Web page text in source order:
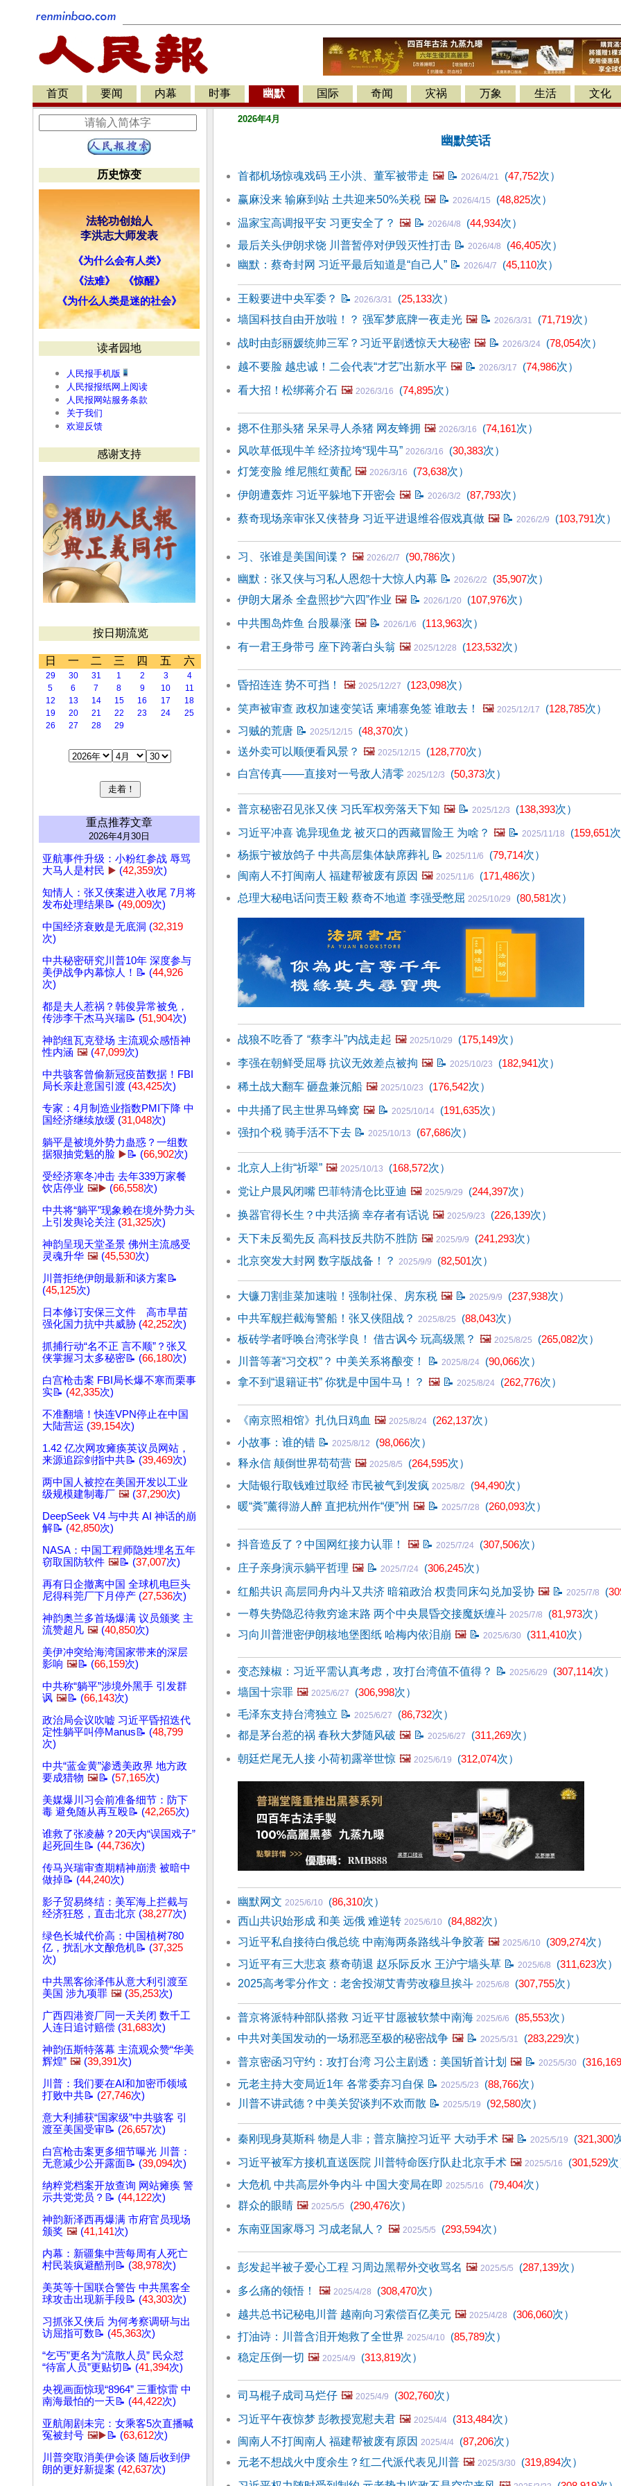
首页 要闻 内幕 时事 幽默 国际 奇闻 灾祸 万象 生活 文化
历史惊变
法轮功创始人
李洪志大师发表
《为什么会有人类》
《法难》
《惊醒》
《为什么人类是迷的社会》
读者园地
人民报手机版
人民报报纸网上阅读
人民报网站服务条款
关于我们
欢迎反馈
感谢支持
按日期流览
日 一 二 三 四 五 六
29 30 31 1 2 3
4
5
6 7 8 9 10
11
12
13 14 15 16 17
18
19
20 21 22 23 24
25
26
27 28 29
重点推荐文章
2026年4月30日
亚航事件升级：小粉红参战 辱骂
大马人是村民 ▶️ (42,359次)
知情人：张又侠案进入收尾 7月将
发布处理结果📝 (49,009次)
中国经济衰败是无底洞 (32,319
次)
中共秘密研究川普10年 深度参与
美伊战争内幕惊人！📝 (44,926
次)
都是夫人惹祸？韩俊异常被免，
传涉李干杰马兴瑞📝 (51,904次)
神韵纽瓦克登场 主流观众感悟神
性内涵 🖼️ (47,099次)
中共骇客曾偷新冠疫苗数据！FBI
局长亲赴意国引渡 (43,425次)
专家：4月制造业指数PMI下降 中
国经济继续放缓 (31,048次)
躺平是被境外势力蛊惑？一组数
据狠抽党魁的脸 ▶️📝 (66,902次)
受经济寒冬冲击 去年339万家餐
饮店停业 🖼️▶️ (66,558次)
中共将“躺平”现象赖在境外势力头
上引发舆论关注 (31,325次)
神韵呈现天堂圣景 佛州主流感受
灵魂升华 🖼️ (45,530次)
川普拒绝伊朗最新和谈方案📝
(45,125次)
日本修订安保三文件 高市早苗
强化国力抗中共威胁 (42,252次)
抓捕行动“名不正 言不顺”？张又
侠掌握习太多秘密📝 (66,180次)
白宫枪击案 FBI局长爆不寒而栗事
实📝 (42,335次)
不准翻墙！快连VPN停止在中国
大陆营运 (39,154次)
1.42 亿次网攻瘫痪英议员网站，
来源追踪剑指中共📝 (39,469次)
两中国人被控在美国开发以工业
级规模建制毒厂 🖼️ (37,290次)
DeepSeek V4 与中共 AI 神话的崩
解📝 (42,850次)
NASA：中国工程师隐姓埋名五年
窃取国防软件 🖼️📝 (37,007次)
再有日企撤离中国 全球机电巨头
尼得科莞厂下月停产 (27,536次)
神韵奥兰多首场爆满 议员颁奖 主
流赞超凡 🖼️ (40,850次)
美伊冲突给海湾国家带来的深层
影响 🖼️📝 (66,159次)
中共称“躺平”涉境外黑手 引发群
讽 🖼️📝 (66,143次)
政治局会议吹嘘 习近平昏招迭代
定性躺平叫停Manus📝 (48,799
次)
中共“蓝金黄”渗透美政界 地方政
要成猎物 🖼️📝 (57,165次)
美媒爆川习会前准备细节：防下
毒 避免随从再互殴📝 (42,265次)
谁救了张凌赫？20天内“误国戏子”
起死回生📝 (44,736次)
传马兴瑞审查期精神崩溃 被暗中
做掉📝 (44,240次)
影子贸易终结：美军海上拦截与
经济狂怒，直击北京 (38,277次)
绿色长城代价高：中国植树780
亿，扰乱水文酿危机📝 (37,325
次)
中共黑客徐泽伟从意大利引渡至
美国 涉九项罪 🖼️ (35,253次)
广西四港资厂同一天关闭 数千工
人连日追讨赔偿 (31,683次)
神韵伍斯特落幕 主流观众赞“华美
辉煌” 🖼️ (39,391次)
川普：我们要在AI和加密币领域
打败中共📝 (27,746次)
意大利捕获“国家级”中共骇客 引
渡至美国受审📝 (26,657次)
白宫枪击案更多细节曝光 川普：
无意减少公开露面📝 (39,094次)
纳粹党档案开放查询 网站瘫痪 警
示共党党员？📝 (44,122次)
神韵新泽西再爆满 市府官员现场
颁奖 🖼️ (41,141次)
内幕：新疆集中营每周有人死亡
村民装疯避酷刑📝 (38,978次)
美英等十国联合警告 中共黑客全
球攻击出现新手段📝 (43,303次)
习抓张又侠后 为何考察调研与出
访屈指可数📝 (45,363次)
“乞丐”更名为“流散人员” 民众怼
“待富人员”更贴切📝 (41,394次)
央视画面惊现“8964” 三重惊雷 中
南海最怕的一天📝 (44,422次)
亚航闹剧未完：女乘客5次直播喊
冤被封号 🖼️▶️📝 (63,612次)
川普突取消美伊会谈 随后收到伊
朗的更好新提案 (42,637次)
2026年4月
幽默笑话
首都机场惊魂戏码 王小洪、董军被带走 🖼️ 📝 2026/4/21 (47,752次）
赢麻没来 输麻到站 土共迎来50%关税 🖼️ 📝 2026/4/15 (48,825次）
温家宝高调报平安 习更安全了？ 🖼️ 📝 2026/4/8 (44,934次）
最后关头伊朗求饶 川普暂停对伊毁灭性打击 📝 2026/4/8 (46,405次）
幽默：蔡奇封网 习近平最后知道是“自己人” 📝 2026/4/7 (45,110次）
王毅要进中央军委？ 📝 2026/3/31 (25,133次）
墙国科技自由开放啦！？ 强军梦底牌一夜走光 🖼️ 📝 2026/3/31 (71,719次）
战时由彭丽媛统帅三军？习近平剧透惊天大秘密 🖼️ 📝 2026/3/24 (78,054次）
越不要脸 越忠诚！二会代表“才艺”出新水平 🖼️ 📝 2026/3/17 (74,986次）
看大招！松绑蒋介石 🖼️ 2026/3/16 (74,895次）
摁不住那头猪 呆呆寻人杀猪 网友蜂拥 🖼️ 2026/3/16 (74,161次）
风吹草低现牛羊 经济拉垮“现牛马” 2026/3/16 (30,383次）
灯笼变脸 维尼熊红黄配 🖼️ 2026/3/16 (73,638次）
伊朗遭轰炸 习近平躲地下开密会 🖼️ 📝 2026/3/2 (87,793次）
蔡奇现场亲审张又侠替身 习近平进退维谷假戏真做 🖼️ 📝 2026/2/9 (103,791次）
习、张谁是美国间谍？ 🖼️ 2026/2/7 (90,786次）
幽默：张又侠与习私人恩怨十大惊人内幕 📝 2026/2/2 (35,907次）
伊朗大屠杀 全盘照抄“六四”作业 🖼️ 📝 2026/1/20 (107,976次）
中共围岛炸鱼 台股暴涨 🖼️ 📝 2026/1/6 (113,963次）
有一君王身带弓 座下跨著白头翁 🖼️ 2025/12/28 (123,532次）
昏招连连 势不可挡！ 🖼️ 2025/12/27 (123,098次）
笑声被审查 政权加速变笑话 柬埔寨免签 谁敢去！
🖼️ 2025/12/17 (128,785次）
习贼的荒唐 📝 2025/12/15 (48,370次）
送外卖可以顺便看风景？ 🖼️ 2025/12/15 (128,770次）
白宫传真——直接对一号敌人清零 2025/12/3 (50,373次）
普京秘密召见张又侠 习氏军权旁落天下知 🖼️ 📝 2025/12/3 (138,393次）
习近平冲喜 诡异现鱼龙 被灭口的西藏冒险王 为啥？ 🖼️ 📝 2025/11/18 (159,651
杨振宁被放鸽子 中共高层集体缺席葬礼 📝 2025/11/6 (79,714次）
闽南人不打闽南人 福建帮被废有原因 🖼️ 2025/11/6 (171,486次）
总理大秘电话问责王毅 蔡奇不地道 李强受憋屈 2025/10/29 (80,581次）
战狼不吃香了 “蔡李斗”内战走起 🖼️ 2025/10/29 (175,149次）
李强在朝鲜受屈辱 抗议无效差点被拘 🖼️ 📝 2025/10/23 (182,941次）
稀土战大翻车 砸盘兼沉船 🖼️ 2025/10/23 (176,542次）
中共捅了民主世界马蜂窝 🖼️ 📝 2025/10/14 (191,635次）
强扣个税 骑手活不下去 📝 2025/10/13 (67,686次）
北京人上街“祈翠” 🖼️ 2025/10/13 (168,572次）
党让户晨风闭嘴 巴菲特清仓比亚迪 🖼️ 2025/9/29 (244,397次）
换器官得长生？中共活摘 幸存者有话说 🖼️ 2025/9/23 (226,139次）
天下未反蜀先反 高科技反共防不胜防 🖼️ 2025/9/9 (241,293次）
北京突发大封网 数字版战备！？ 2025/9/9 (82,501次）
大镰刀割韭菜加速啦！强制社保、房东税 🖼️ 📝 2025/9/9 (237,938次）
中共军舰拦截海警船！张又侠阻战？ 2025/8/25 (88,043次）
板砖学者呼唤台湾张学良！ 借古讽今 玩高级黑？ 🖼️ 2025/8/25 (265,082次）
川普等著“习交权”？ 中美关系将酿变！
📝 2025/8/24 (90,066次）
拿不到“退籍证书” 你犹是中国牛马！？ 🖼️ 📝 2025/8/24 (262,776次）
《南京照相馆》扎仇日鸡血 🖼️ 2025/8/24 (262,137次）
小故事：谁的错 📝 2025/8/12 (98,066次）
释永信 颠倒世界苟苟营 🖼️ 2025/8/5 (264,595次）
大陆银行取钱难过取经 市民被气到发疯 2025/8/2 (94,490次）
暖“粪”薰得游人醉 直把杭州作“便”州 🖼️ 📝 2025/7/28 (260,093次）
抖音造反了？中国网红接力认罪！ 🖼️ 📝 2025/7/24 (307,506次）
庄子亲身演示躺平哲理 🖼️ 📝 2025/7/24 (306,245次）
红船共识 高层同舟内斗又共济 暗箱政治 权贵同床勾兑加妥协 🖼️ 📝 2025/7/8 (
一尊失势隐忍待救穷途末路 两个中央晨昏交接魔妖缠斗 2025/7/8 (81,973次）
习向川普泄密伊朗核地堡图纸 哈梅内依泪崩 🖼️ 📝 2025/6/30 (311,410次）
变态辣椒：习近平需认真考虑，攻打台湾值不值得？ 📝 2025/6/29 (307,114次）
墙国十宗罪 🖼️ 2025/6/27 (306,998次）
毛泽东支持台湾独立 📝 2025/6/27 (86,732次）
都是茅台惹的祸 春秋大梦随风破 🖼️ 📝 2025/6/27 (311,269次）
朝廷烂尾无人接 小荷初露举世惊 🖼️ 2025/6/19 (312,074次）
幽默网文 2025/6/10 (86,310次）
西山共识始形成 和美 远俄 难逆转 2025/6/10 (84,882次）
习近平私自接待白俄总统 中南海两条路线斗争胶著 🖼️ 2025/6/10 (309,274次）
习近平有三大悲哀 蔡奇萌退 赵乐际反水 王沪宁墙头草 📝 2025/6/8 (311,623次）
2025高考零分作文：老舍投湖艾青劳改穆旦挨斗 2025/6/8 (307,755次）
普京将派特种部队搭救 习近平甘愿被软禁中南海 2025/6/6 (85,553次）
中共对美国发动的一场邪恶至极的秘密战争 🖼️ 📝 2025/5/31 (283,229次）
普京密函习守约：攻打台湾 习公主剧透：美国斩首计划 🖼️ 📝 2025/5/30 (316,169
元老主持大变局近1年 各常委弃习自保 📝 2025/5/23 (88,766次）
川普不讲武德？中美关贸谈判不欢而散 📝 2025/5/19 (92,580次）
秦刚现身莫斯科 物是人非；普京脑控习近平 大动手术 🖼️ 📝 2025/5/19 (321,300
习近平被军方接机直送医院 川普特命医疗队赴北京手术 🖼️ 2025/5/16 (301,529
大危机 中共高层外争内斗 中国大变局在即 2025/5/16 (79,404次）
群众的眼睛 🖼️ 2025/5/5 (290,476次）
东南亚国家辱习 习成老鼠人？ 🖼️ 2025/5/5 (293,594次）
彭发起半被子爱心工程 习周边黑帮外交收骂名 🖼️ 2025/5/5 (287,139次）
多么痛的领悟！
🖼️ 2025/4/28 (308,470次）
越共总书记秘电川普 越南向习索偿百亿美元 🖼️ 2025/4/28 (306,060次）
打油诗：川普含泪开炮救了全世界 2025/4/10 (85,789次）
稳定压倒一切 🖼️ 2025/4/9 (313,819次）
司马棍子成司马烂仔 🖼️ 2025/4/9 (302,760次）
习近平午夜惊梦 彭教授宽慰夫君 🖼️ 2025/4/4 (313,484次）
闽南人不打闽南人 福建帮被废有原因 2025/4/4 (87,206次）
元老不想战火中度余生？红二代派代表见川普 🖼️ 2025/3/30 (319,894次）